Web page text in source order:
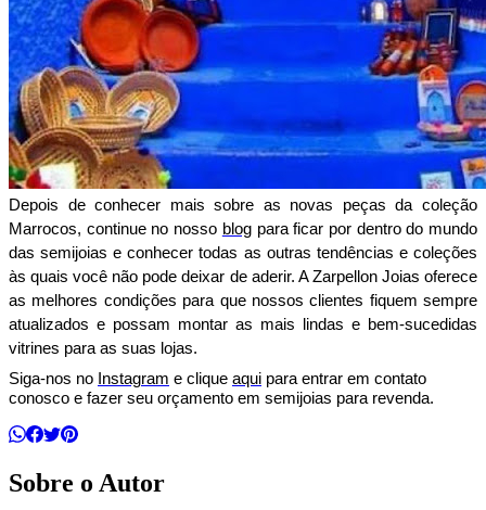
Depois de conhecer mais sobre as novas peças da coleção
Marrocos, continue no nosso blog para ficar por dentro do mundo
das semijoias e conhecer todas as outras tendências e coleções
às quais você não pode deixar de aderir. A Zarpellon Joias oferece
as melhores condições para que nossos clientes fiquem sempre
atualizados e possam montar as mais lindas e bem-sucedidas
vitrines para as suas lojas.
Siga-nos no Instagram e clique aqui para entrar em contato
conosco e fazer seu orçamento em semijoias para revenda.
Sobre o Autor